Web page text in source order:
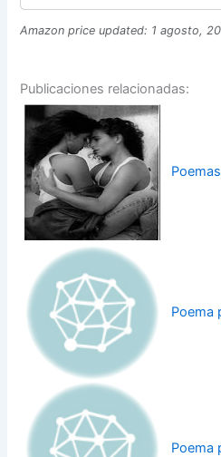
Amazon price updated: 1 agosto,
Publicaciones relacionadas:
Poema
Poema